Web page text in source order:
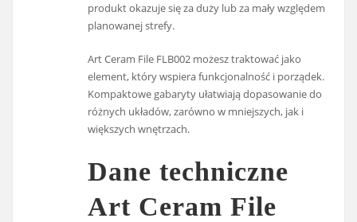
produkt okazuje się za duży lub za mały względem
planowanej strefy.
Art Ceram File FLB002 możesz traktować jako
element, który wspiera funkcjonalność i porządek.
Kompaktowe gabaryty ułatwiają dopasowanie do
różnych układów, zarówno w mniejszych, jak i
większych wnętrzach.
Dane techniczne
Art Ceram File